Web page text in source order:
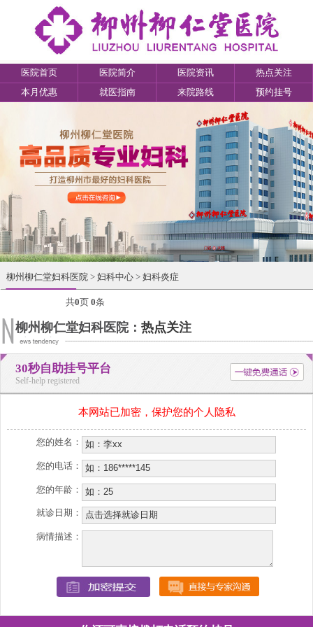
医院首页 医院简介 医院资讯
热点关注
本月优惠
就医指南 来院路线 预约挂号
柳州柳仁堂妇科医院> 妇科中心> 妇科炎症
共0 页0条
柳州柳仁堂妇科医院：热点关注
30秒自助挂号平台
Self-help registered
本网站已加密，保护您的个人隐私
您的姓名：
您的电话：
您的年龄：
就诊日期：
病情描述：